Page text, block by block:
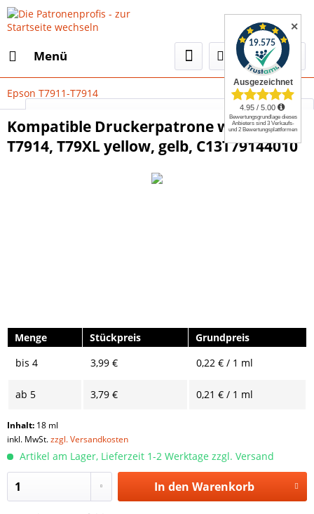
Menü
Select Language▼
Epson T7911-T7914
Kompatible Druckerpatrone wie Epson
T7914, T79XL yellow, gelb, C13T79144010
Menge Stückpreis
Grundpreis
bis 4 3,99 € 0,22 € / 1 ml
ab 5 3,79 € 0,21 € / 1 ml
Inhalt: 18 ml
inkl. MwSt.zzgl. Versandkosten
Artikel am Lager, Lieferzeit 1-2 Werktage zzgl. Versand
In den Warenkorb
✕